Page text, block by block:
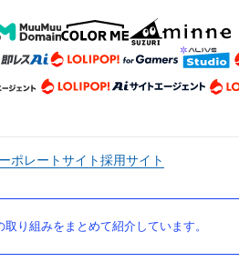
ポレートサイト採用サイト
り組みをまとめて紹介しています。